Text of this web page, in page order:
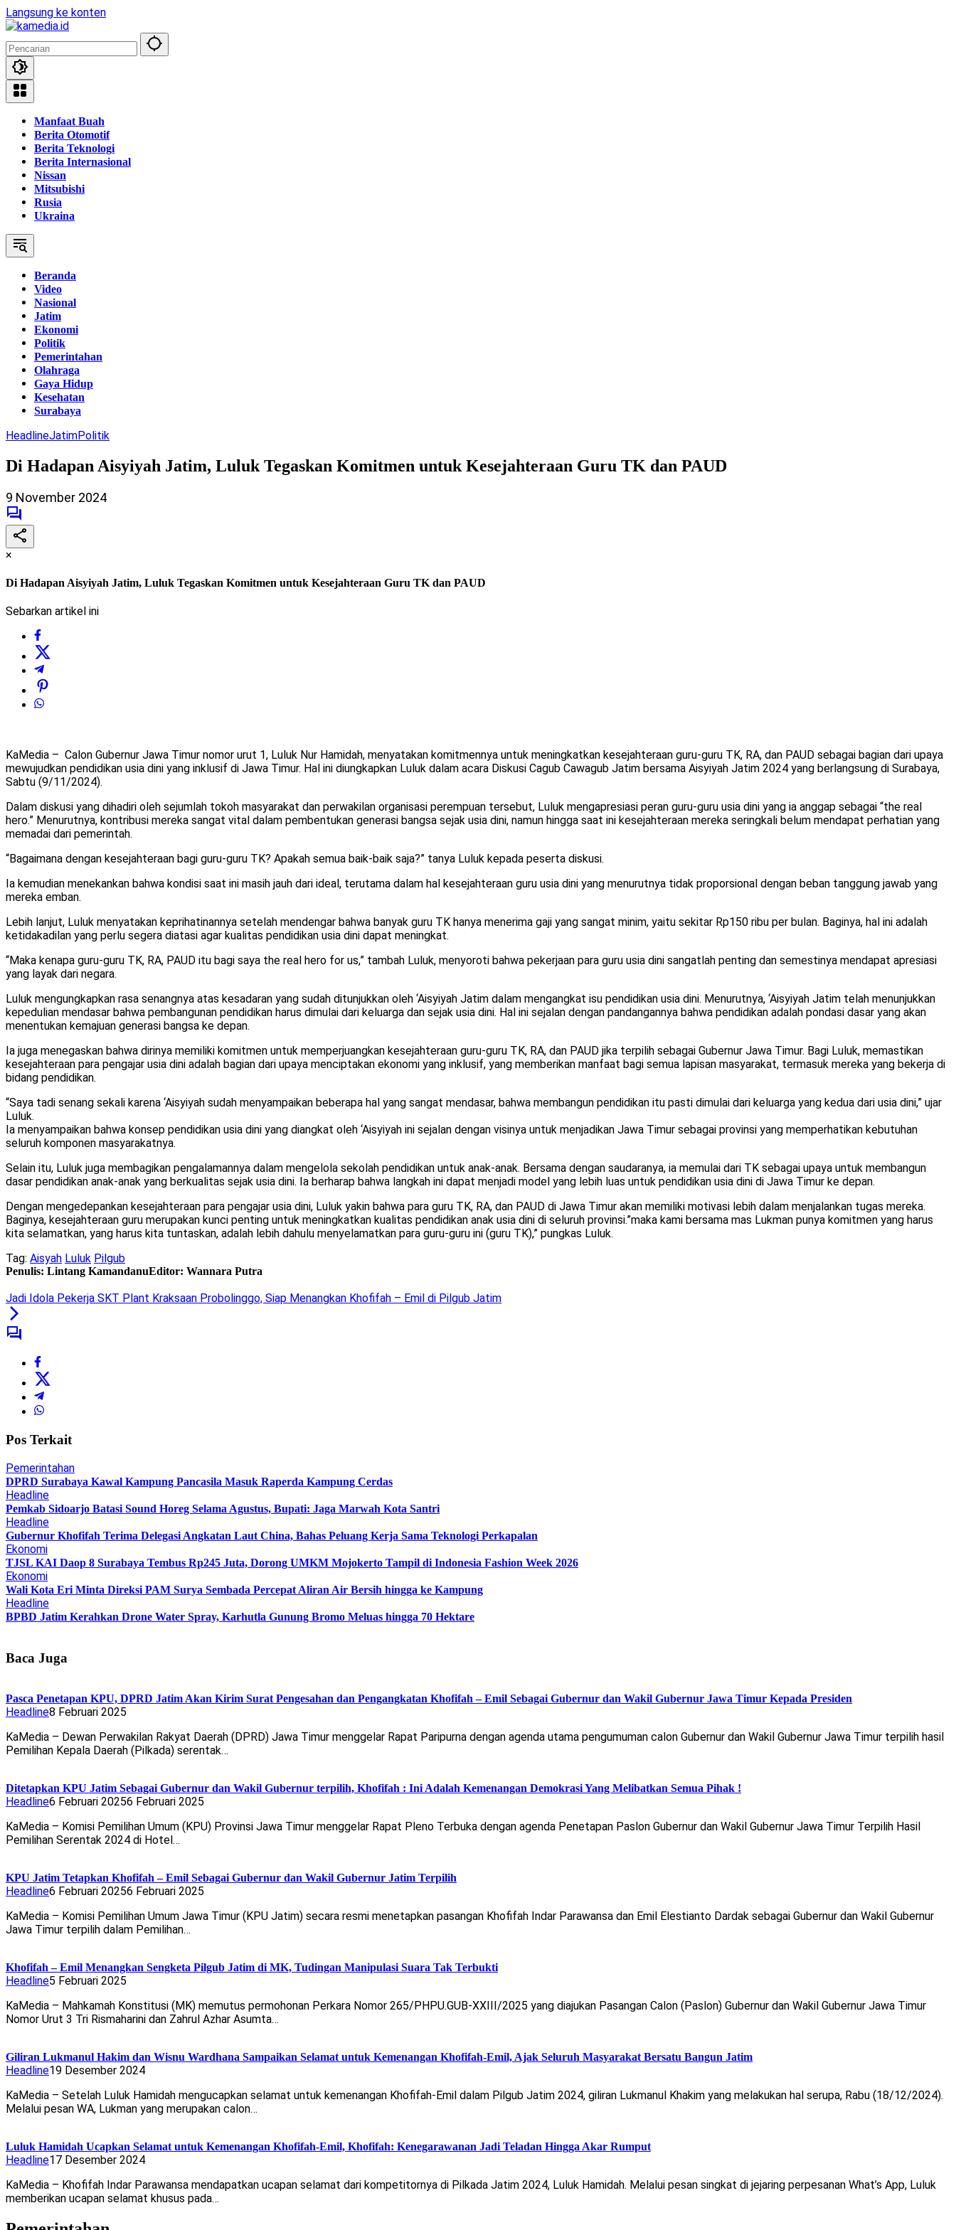
Langsung ke konten
Manfaat Buah
Berita Otomotif
Berita Teknologi
Berita Internasional
Nissan
Mitsubishi
Rusia
Ukraina
Beranda
Video
Nasional
Jatim
Ekonomi
Politik
Pemerintahan
Olahraga
Gaya Hidup
Kesehatan
Surabaya
HeadlineJatimPolitik
Di Hadapan Aisyiyah Jatim, Luluk Tegaskan Komitmen untuk Kesejahteraan Guru TK dan PAUD
9 November 2024
×
Di Hadapan Aisyiyah Jatim, Luluk Tegaskan Komitmen untuk Kesejahteraan Guru TK dan PAUD
Sebarkan artikel ini
KaMedia – Calon Gubernur Jawa Timur nomor urut 1, Luluk Nur Hamidah, menyatakan komitmennya untuk meningkatkan kesejahteraan guru-guru TK, RA, dan PAUD sebagai bagian dari upaya
mewujudkan pendidikan usia dini yang inklusif di Jawa Timur. Hal ini diungkapkan Luluk dalam acara Diskusi Cagub Cawagub Jatim bersama Aisyiyah Jatim 2024 yang berlangsung di Surabaya,
Sabtu (9/11/2024).
Dalam diskusi yang dihadiri oleh sejumlah tokoh masyarakat dan perwakilan organisasi perempuan tersebut, Luluk mengapresiasi peran guru-guru usia dini yang ia anggap sebagai “the real
hero.” Menurutnya, kontribusi mereka sangat vital dalam pembentukan generasi bangsa sejak usia dini, namun hingga saat ini kesejahteraan mereka seringkali belum mendapat perhatian yang
memadai dari pemerintah.
“Bagaimana dengan kesejahteraan bagi guru-guru TK? Apakah semua baik-baik saja?” tanya Luluk kepada peserta diskusi.
Ia kemudian menekankan bahwa kondisi saat ini masih jauh dari ideal, terutama dalam hal kesejahteraan guru usia dini yang menurutnya tidak proporsional dengan beban tanggung jawab yang
mereka emban.
Lebih lanjut, Luluk menyatakan keprihatinannya setelah mendengar bahwa banyak guru TK hanya menerima gaji yang sangat minim, yaitu sekitar Rp150 ribu per bulan. Baginya, hal ini adalah
ketidakadilan yang perlu segera diatasi agar kualitas pendidikan usia dini dapat meningkat.
“Maka kenapa guru-guru TK, RA, PAUD itu bagi saya the real hero for us,” tambah Luluk, menyoroti bahwa pekerjaan para guru usia dini sangatlah penting dan semestinya mendapat apresiasi
yang layak dari negara.
Luluk mengungkapkan rasa senangnya atas kesadaran yang sudah ditunjukkan oleh ‘Aisyiyah Jatim dalam mengangkat isu pendidikan usia dini. Menurutnya, ‘Aisyiyah Jatim telah menunjukkan
kepedulian mendasar bahwa pembangunan pendidikan harus dimulai dari keluarga dan sejak usia dini. Hal ini sejalan dengan pandangannya bahwa pendidikan adalah pondasi dasar yang akan
menentukan kemajuan generasi bangsa ke depan.
Ia juga menegaskan bahwa dirinya memiliki komitmen untuk memperjuangkan kesejahteraan guru-guru TK, RA, dan PAUD jika terpilih sebagai Gubernur Jawa Timur. Bagi Luluk, memastikan
kesejahteraan para pengajar usia dini adalah bagian dari upaya menciptakan ekonomi yang inklusif, yang memberikan manfaat bagi semua lapisan masyarakat, termasuk mereka yang bekerja di
bidang pendidikan.
“Saya tadi senang sekali karena ‘Aisyiyah sudah menyampaikan beberapa hal yang sangat mendasar, bahwa membangun pendidikan itu pasti dimulai dari keluarga yang kedua dari usia dini,” ujar
Luluk.
Ia menyampaikan bahwa konsep pendidikan usia dini yang diangkat oleh ‘Aisyiyah ini sejalan dengan visinya untuk menjadikan Jawa Timur sebagai provinsi yang memperhatikan kebutuhan
seluruh komponen masyarakatnya.
Selain itu, Luluk juga membagikan pengalamannya dalam mengelola sekolah pendidikan untuk anak-anak. Bersama dengan saudaranya, ia memulai dari TK sebagai upaya untuk membangun
dasar pendidikan anak-anak yang berkualitas sejak usia dini. Ia berharap bahwa langkah ini dapat menjadi model yang lebih luas untuk pendidikan usia dini di Jawa Timur ke depan.
Dengan mengedepankan kesejahteraan para pengajar usia dini, Luluk yakin bahwa para guru TK, RA, dan PAUD di Jawa Timur akan memiliki motivasi lebih dalam menjalankan tugas mereka.
Baginya, kesejahteraan guru merupakan kunci penting untuk meningkatkan kualitas pendidikan anak usia dini di seluruh provinsi.”maka kami bersama mas Lukman punya komitmen yang harus
kita selamatkan, yang harus kita tuntaskan, adalah lebih dahulu menyelamatkan para guru-guru ini (guru TK),” pungkas Luluk.
Tag: Aisyah Luluk Pilgub
Penulis: Lintang KamandanuEditor: Wannara Putra
Jadi Idola Pekerja SKT Plant Kraksaan Probolinggo, Siap Menangkan Khofifah – Emil di Pilgub Jatim
Pos Terkait
Pemerintahan
DPRD Surabaya Kawal Kampung Pancasila Masuk Raperda Kampung Cerdas
Headline
Pemkab Sidoarjo Batasi Sound Horeg Selama Agustus, Bupati: Jaga Marwah Kota Santri
Headline
Gubernur Khofifah Terima Delegasi Angkatan Laut China, Bahas Peluang Kerja Sama Teknologi Perkapalan
Ekonomi
TJSL KAI Daop 8 Surabaya Tembus Rp245 Juta, Dorong UMKM Mojokerto Tampil di Indonesia Fashion Week 2026
Ekonomi
Wali Kota Eri Minta Direksi PAM Surya Sembada Percepat Aliran Air Bersih hingga ke Kampung
Headline
BPBD Jatim Kerahkan Drone Water Spray, Karhutla Gunung Bromo Meluas hingga 70 Hektare
Baca Juga
Pasca Penetapan KPU, DPRD Jatim Akan Kirim Surat Pengesahan dan Pengangkatan Khofifah – Emil Sebagai Gubernur dan Wakil Gubernur Jawa Timur Kepada Presiden
Headline8 Februari 2025
KaMedia – Dewan Perwakilan Rakyat Daerah (DPRD) Jawa Timur menggelar Rapat Paripurna dengan agenda utama pengumuman calon Gubernur dan Wakil Gubernur Jawa Timur terpilih hasil
Pemilihan Kepala Daerah (Pilkada) serentak…
Ditetapkan KPU Jatim Sebagai Gubernur dan Wakil Gubernur terpilih, Khofifah : Ini Adalah Kemenangan Demokrasi Yang Melibatkan Semua Pihak !
Headline6 Februari 20256 Februari 2025
KaMedia – Komisi Pemilihan Umum (KPU) Provinsi Jawa Timur menggelar Rapat Pleno Terbuka dengan agenda Penetapan Paslon Gubernur dan Wakil Gubernur Jawa Timur Terpilih Hasil
Pemilihan Serentak 2024 di Hotel…
KPU Jatim Tetapkan Khofifah – Emil Sebagai Gubernur dan Wakil Gubernur Jatim Terpilih
Headline6 Februari 20256 Februari 2025
KaMedia – Komisi Pemilihan Umum Jawa Timur (KPU Jatim) secara resmi menetapkan pasangan Khofifah Indar Parawansa dan Emil Elestianto Dardak sebagai Gubernur dan Wakil Gubernur
Jawa Timur terpilih dalam Pemilihan…
Khofifah – Emil Menangkan Sengketa Pilgub Jatim di MK, Tudingan Manipulasi Suara Tak Terbukti
Headline5 Februari 2025
KaMedia – Mahkamah Konstitusi (MK) memutus permohonan Perkara Nomor 265/PHPU.GUB-XXIII/2025 yang diajukan Pasangan Calon (Paslon) Gubernur dan Wakil Gubernur Jawa Timur
Nomor Urut 3 Tri Rismaharini dan Zahrul Azhar Asumta…
Giliran Lukmanul Hakim dan Wisnu Wardhana Sampaikan Selamat untuk Kemenangan Khofifah-Emil, Ajak Seluruh Masyarakat Bersatu Bangun Jatim
Headline19 Desember 2024
KaMedia – Setelah Luluk Hamidah mengucapkan selamat untuk kemenangan Khofifah-Emil dalam Pilgub Jatim 2024, giliran Lukmanul Khakim yang melakukan hal serupa, Rabu (18/12/2024).
Melalui pesan WA, Lukman yang merupakan calon…
Luluk Hamidah Ucapkan Selamat untuk Kemenangan Khofifah-Emil, Khofifah: Kenegarawanan Jadi Teladan Hingga Akar Rumput
Headline17 Desember 2024
KaMedia – Khofifah Indar Parawansa mendapatkan ucapan selamat dari kompetitornya di Pilkada Jatim 2024, Luluk Hamidah. Melalui pesan singkat di jejaring perpesanan What’s App, Luluk
memberikan ucapan selamat khusus pada…